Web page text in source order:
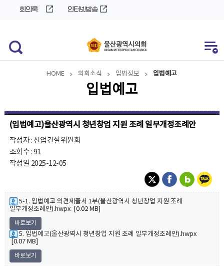
회의록 인터넷방송
HOME 의회소식 입법정보 입법예고
입법예고
(입법예고)울산광역시 청년창업 지원 조례 일부개정조례안
작성자 : 산업건설위원회
조회수 : 91
작성일 2025-12-05
5-1. 입법예고 의견제출서 1부(울산광역시 청년창업 지원 조례
일부개정조례안).hwpx [0.02 MB]
바로보기
5. 입법예고(울산광역시 청년창업 지원 조례 일부개정조례안).hwpx
[0.07 MB]
바로보기